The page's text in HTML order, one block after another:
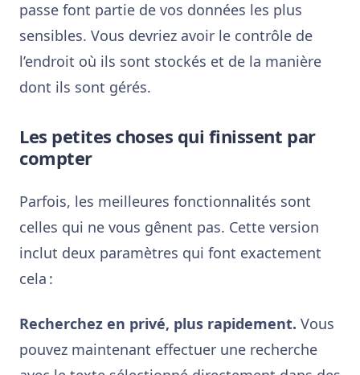
passe font partie de vos données les plus
sensibles. Vous devriez avoir le contrôle de
l’endroit où ils sont stockés et de la manière
dont ils sont gérés.
Les petites choses qui finissent par
compter
Parfois, les meilleures fonctionnalités sont
celles qui ne vous gênent pas. Cette version
inclut deux paramètres qui font exactement
cela :
Recherchez en privé, plus rapidement. Vous
pouvez maintenant effectuer une recherche